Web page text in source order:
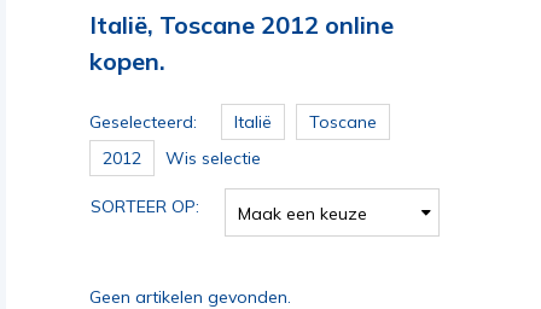
Italië, Toscane 2012 online
kopen.
Geselecteerd: Italië
Toscane
2012
Wis selectie
SORTEER OP: Maak een keuze
Geen artikelen gevonden.